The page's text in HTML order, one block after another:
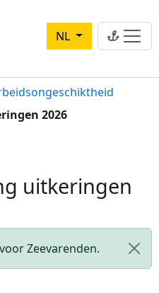
NL
2026
uitkeringen
Zeevarenden.